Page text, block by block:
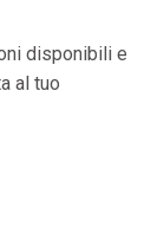
disponibili e
al tuo